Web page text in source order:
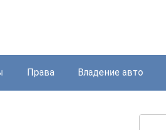
Права Владение авто